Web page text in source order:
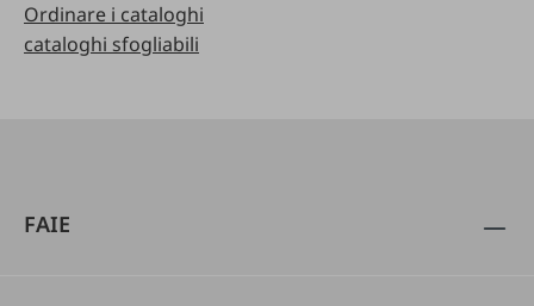
Ordinare i cataloghi
cataloghi sfogliabili
FAIE